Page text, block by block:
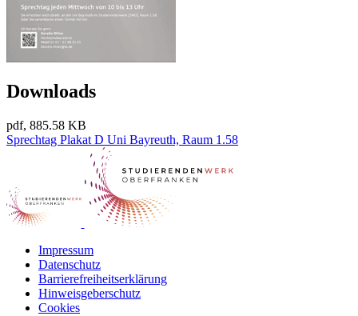
Downloads
pdf, 885.58 KB
Sprechtag Plakat D Uni Bayreuth, Raum 1.58
Impressum
Datenschutz
Barrierefreiheitserklärung
Hinweisgeberschutz
Cookies